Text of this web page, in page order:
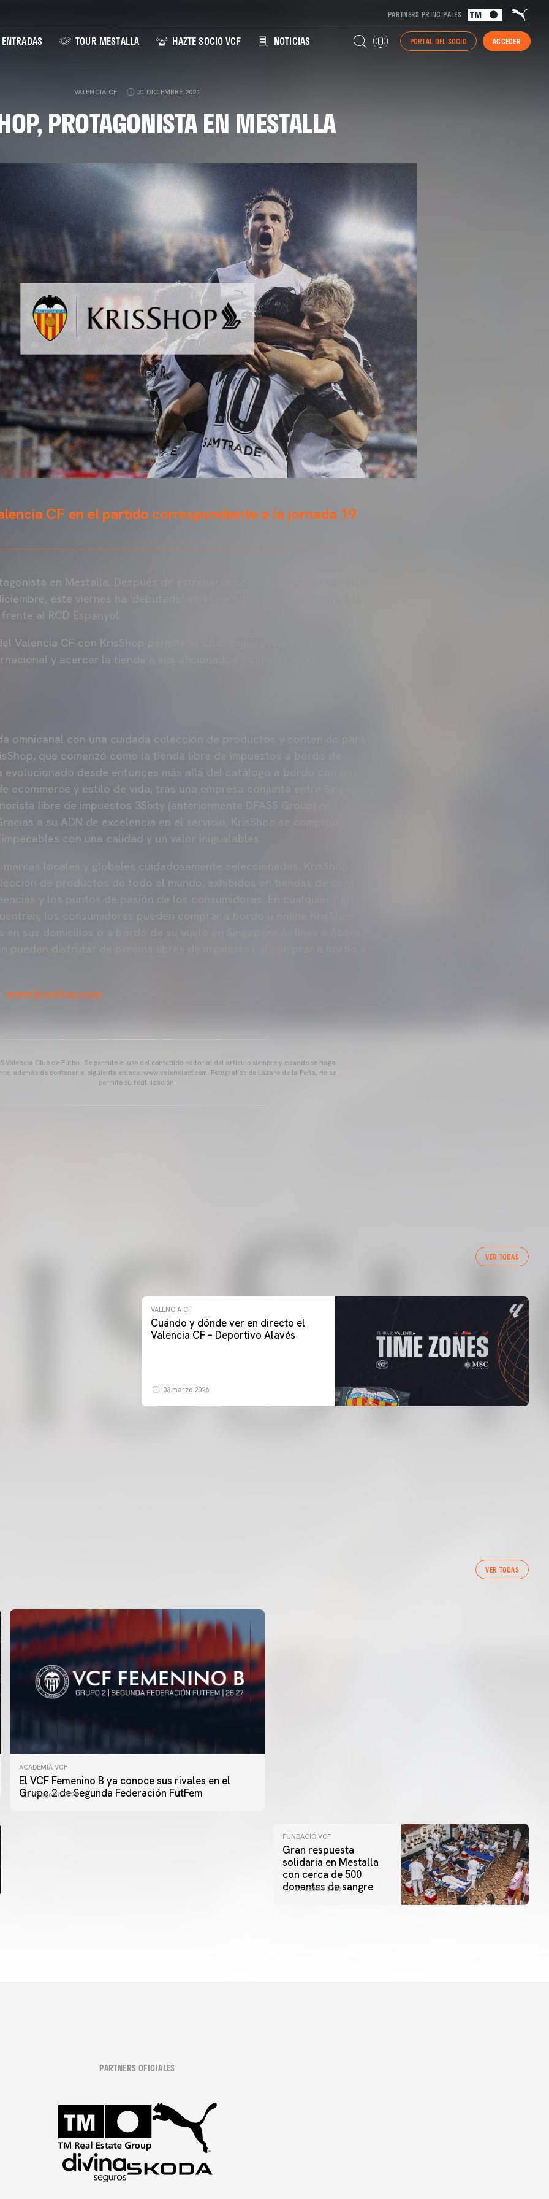
PARTNERS PRINCIPALES
ENTRADAS TOUR MESTALLA HAZTE SOCIO VCF NOTICIAS PORTAL DEL SOCIO ACCEDER
VALENCIA CF 31 DICIEMBRE 2021
PROTAGONISTA EN MESTALLA
CF en el partido correspondiente a la jornada 19
en Mestalla. Después de estrenarse como partner del Valencia
este viernes ha 'debutado' en el partido correspondiente a la
al RCD Espanyol.
Valencia CF con KrisShop permite al Club seguir reforzando su
y acercar la tienda a sus aficionados y clientes en todo el
omnicanal con una cuidada colección de productos y contenido para
que comenzó como la tienda libre de impuestos a bordo de
evolucionado desde entonces más allá del catálogo a bordo con un
ecommerce y estilo de vida, tras una empresa conjunta entre Singapore
libre de impuestos 3Sixty (anteriormente DFASS Group) en
a su ADN de excelencia en el servicio, KrisShop se compromete a
con una calidad y un valor inigualables.
marcas locales y globales cuidadosamente seleccionadas, KrisShop
www.krisshop.com
Valencia Club de Fútbol. Se permite el uso del contenido editorial del artículo siempre y cuando se haga
además de contener el siguiente enlace: www.valenciacf.com. Fotografías de Lázaro de la Peña, no se
permite su reutilización.
VER TODAS
VALENCIA CF
Cuándo y dónde ver en directo el
Valencia CF – Deportivo Alavés
03 marzo 2026
VER TODAS
ACADEMIA VCF
El VCF Femenino B ya conoce sus rivales en el
Grupo 2 de Segunda Federación FutFem
07 agosto 2026
ENTRENAMIENTO DEL VALENCIA CF 7/8/2026
PRIMER EQUIPO
ENTRENAMIENTO DEL VALENCIA CF 6/8/2026
FUNDACIÓ VCF
Gran respuesta
solidaria en Mestalla
con cerca de 500
donantes de sangre
06 agosto 2026
PARTNERS OFICIALES